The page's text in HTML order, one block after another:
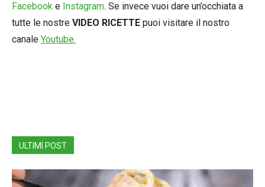
Facebook e Instagram. Se invece vuoi dare un’occhiata a
tutte le nostre VIDEO RICETTE puoi visitare il nostro
canale Youtube.
ULTIMI POST